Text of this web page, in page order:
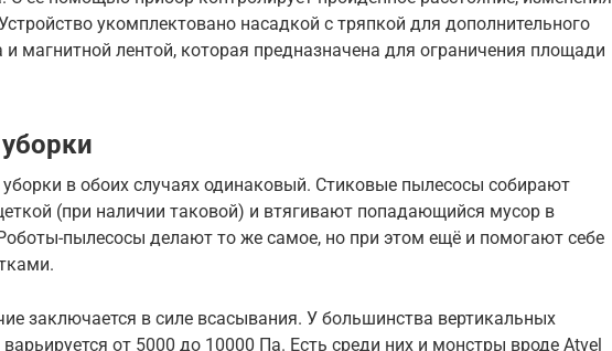
укомплектовано насадкой с тряпкой для дополнительного
магнитной лентой, которая предназначена для ограничения площади
в обоих случаях одинаковый. Стиковые пылесосы собирают
(при наличии таковой) и втягивают попадающийся мусор в
пылесосы делают то же самое, но при этом ещё и помогают себе
заключается в силе всасывания. У большинства вертикальных
от 5000 до 10000 Па. Есть среди них и монстры вроде Atvel